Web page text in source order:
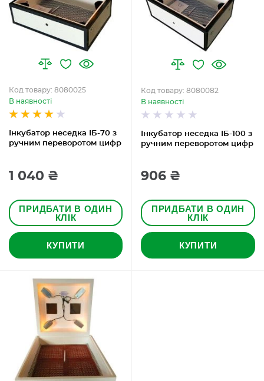
Інкубатор неседка ІБ-70 з
ручним переворотом цифр
Код товару: 8080025
В наявності
1 040 ₴
ПРИДБАТИ В ОДИН
КЛІК
КУПИТИ
Інкубатор неседка ІБ-100 з
ручним переворотом цифр
Код товару: 8080082
В наявності
906 ₴
ПРИДБАТИ В ОДИН
КЛІК
КУПИТИ